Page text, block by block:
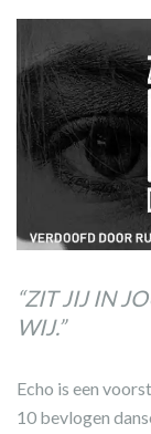
“ZIT JIJ IN
WIJ.”
Echo is een
10 bevlogen